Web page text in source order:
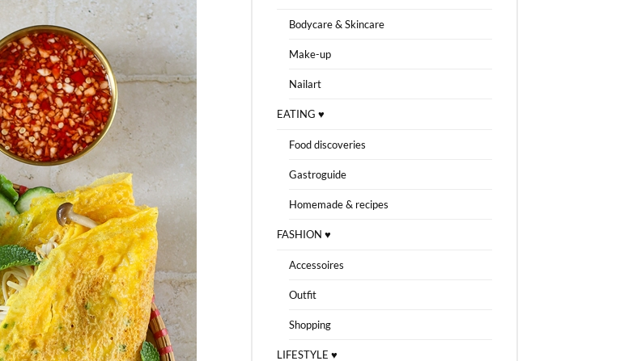
Bodycare & Skincare
Make-up
Nailart
EATING ♥
Food discoveries
Gastroguide
Homemade & recipes
FASHION ♥
Accessoires
Outfit
Shopping
LIFESTYLE ♥